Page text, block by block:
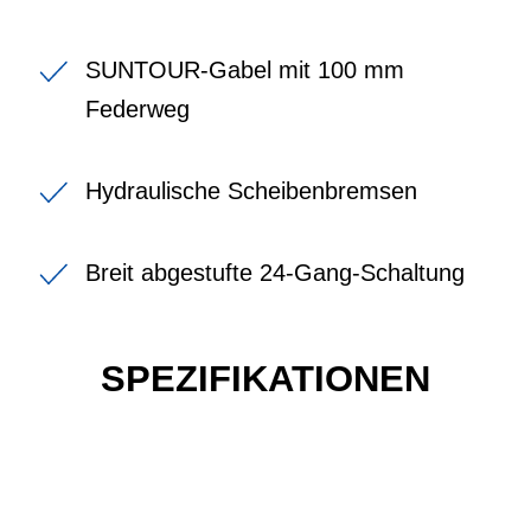
SUNTOUR-Gabel mit 100 mm
Federweg
Hydraulische Scheibenbremsen
Breit abgestufte 24-Gang-Schaltung
SPEZIFIKATIONEN